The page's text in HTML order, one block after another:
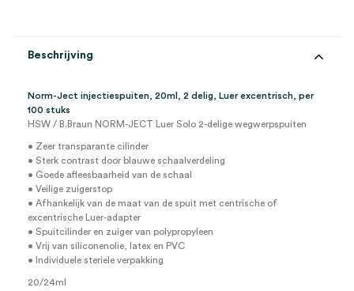
Beschrijving
Norm-Ject injectiespuiten, 20ml, 2 delig, Luer excentrisch, per
100 stuks
HSW / B.Braun NORM-JECT Luer Solo 2-delige wegwerpspuiten
• Zeer transparante cilinder
• Sterk contrast door blauwe schaalverdeling
• Goede afleesbaarheid van de schaal
• Veilige zuigerstop
• Afhankelijk van de maat van de spuit met centrische of
excentrische Luer-adapter
• Spuitcilinder en zuiger van polypropyleen
• Vrij van siliconenolie, latex en PVC
• Individuele steriele verpakking
20/24ml